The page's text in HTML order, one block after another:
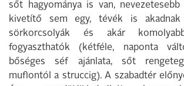
sőt hagyománya is van, nevezetesebb
kivetítő sem egy, tévék is akadnak
sörkorcsolyák és akár
fogyaszthatók (kétféle, naponta
bőséges séf ajánlata, sőt
muflontól a struccig). A szabadtér